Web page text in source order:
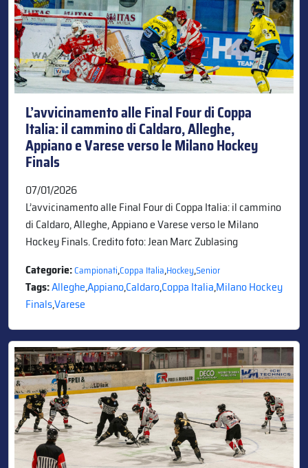
L’avvicinamento alle Final Four di Coppa
Italia: il cammino di Caldaro, Alleghe,
Appiano e Varese verso le Milano Hockey
Finals
07/01/2026
L’avvicinamento alle Final Four di Coppa Italia: il cammino
di Caldaro, Alleghe, Appiano e Varese verso le Milano
Hockey Finals. Credito foto: Jean Marc Zublasing
Categorie:Campionati,Coppa Italia,Hockey,Senior
Tags:Alleghe,Appiano,Caldaro,Coppa Italia,Milano Hockey
Finals,Varese